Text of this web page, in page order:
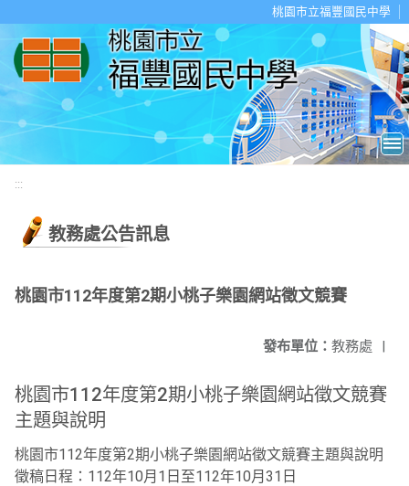
桃園市立福豐國民中學
:::
教務處公告訊息
桃園市112年度第2期小桃子樂園網站徵文競賽
發布單位： 教務處 |
桃園市112年度第2期小桃子樂園網站徵文競賽
主題與說明
桃園市112年度第2期小桃子樂園網站徵文競賽主題與說明
徵稿日程：112年10月1日至112年10月31日